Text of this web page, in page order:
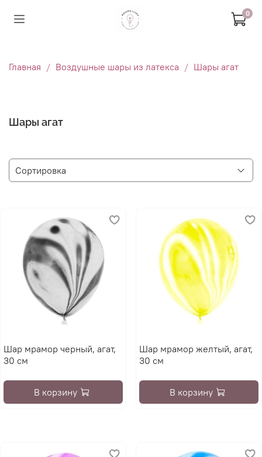
0
Главная Воздушные шары из латекса Шары агат
Шары агат
Шар мрамор черный, агат,
30 см
В корзину
Шар мрамор желтый, агат,
30 см
В корзину